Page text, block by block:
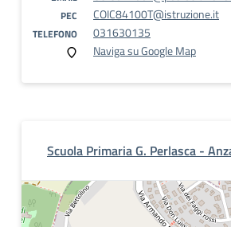
PEC COIC84100T@istruzione.it
TELEFONO
031630135
Naviga su Google Map
Scuola Primaria G. Perlasca -